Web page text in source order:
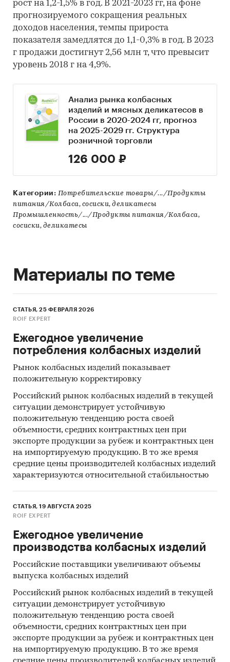
рост на 1,2-1,5% в год. В 2021-2023 гг, на фоне
прогнозируемого сокращения реальных
доходов населения, темпы прироста
показателя замедлятся до 1,1-0,3% в год. В 2023
г продажи достигнут 2,56 млн т, что превысит
уровень 2018 г на 4,9%.
Анализ рынка колбасных
изделий и мясных деликатесов в
России в 2020-2024 гг, прогноз
на 2025-2029 гг. Структура
розничной торговли
126 000 ₽
Категории: Потребительские товары/.../Продукты
питания/Колбаса, сосиски, деликатесы
Промышленность/.../Продукты питания/Колбаса,
сосиски, деликатесы
Материалы по теме
СТАТЬЯ, 25 ФЕВРАЛЯ 2026
ROIF EXPERT
Ежегодное увеличение
потребления колбасных изделий
Рынок колбасных изделий показывает
положительную корректировку
Российский рынок колбасных изделий в текущей
ситуации демонстрирует устойчивую
положительную тенденцию роста своей
объемности, средних контрактных цен при
экспорте продукции за рубеж и контрактных цен
на импортируемую продукцию. В то же время
средние цены производителей колбасных изделий
характеризуются относительной стабильностью
СТАТЬЯ, 19 АВГУСТА 2025
ROIF EXPERT
Ежегодное увеличение
производства колбасных изделий
Российские поставщики увеличивают объемы
выпуска колбасных изделий
Российский рынок колбасных изделий в текущей
ситуации демонстрирует устойчивую
положительную тенденцию роста своей
объемности, средних контрактных цен при
экспорте продукции за рубеж и контрактных цен
на импортируемую продукцию. В то же время